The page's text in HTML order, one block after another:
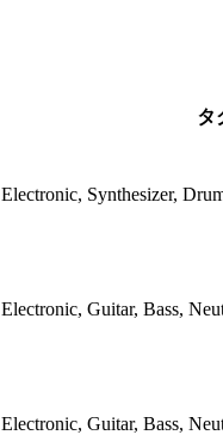
タ
Electronic, Synthesizer,
Electronic, Guitar, Bass,
Electronic, Guitar, Bass,